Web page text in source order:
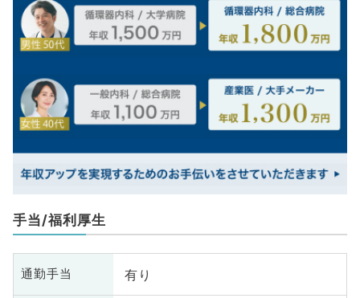
手当/福利厚生
通勤手当 有り